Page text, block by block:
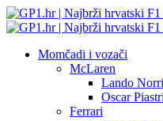
Momčadi i vozači
McLaren
Lando
Oscar
Ferrari